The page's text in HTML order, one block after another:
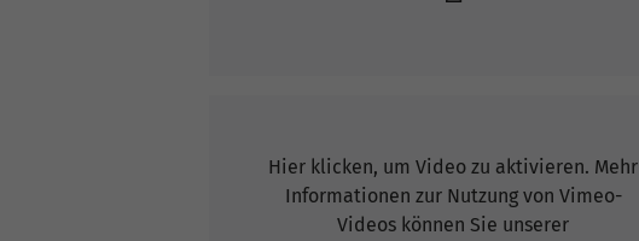
Hier klicken, um Video zu aktivieren. Mehr
Informationen zur Nutzung von Vimeo-
Videos können Sie unserer